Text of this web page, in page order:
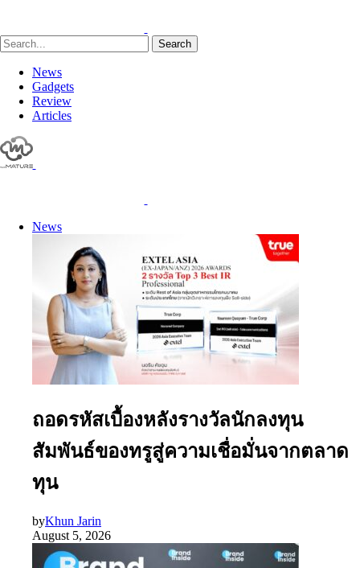
Search
News
Gadgets
Review
Articles
News
ถอดรหัสเบื้องหลังรางวัลนักลงทุน
สัมพันธ์ของทรูสู่ความเชื่อมั่นจากตลาด
ทุน
byKhun Jarin
August 5, 2026